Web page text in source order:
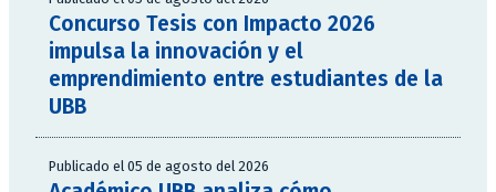
Concurso Tesis con Impacto 2026
impulsa la innovación y el
emprendimiento entre estudiantes de la
UBB
Publicado el 05 de agosto del 2026